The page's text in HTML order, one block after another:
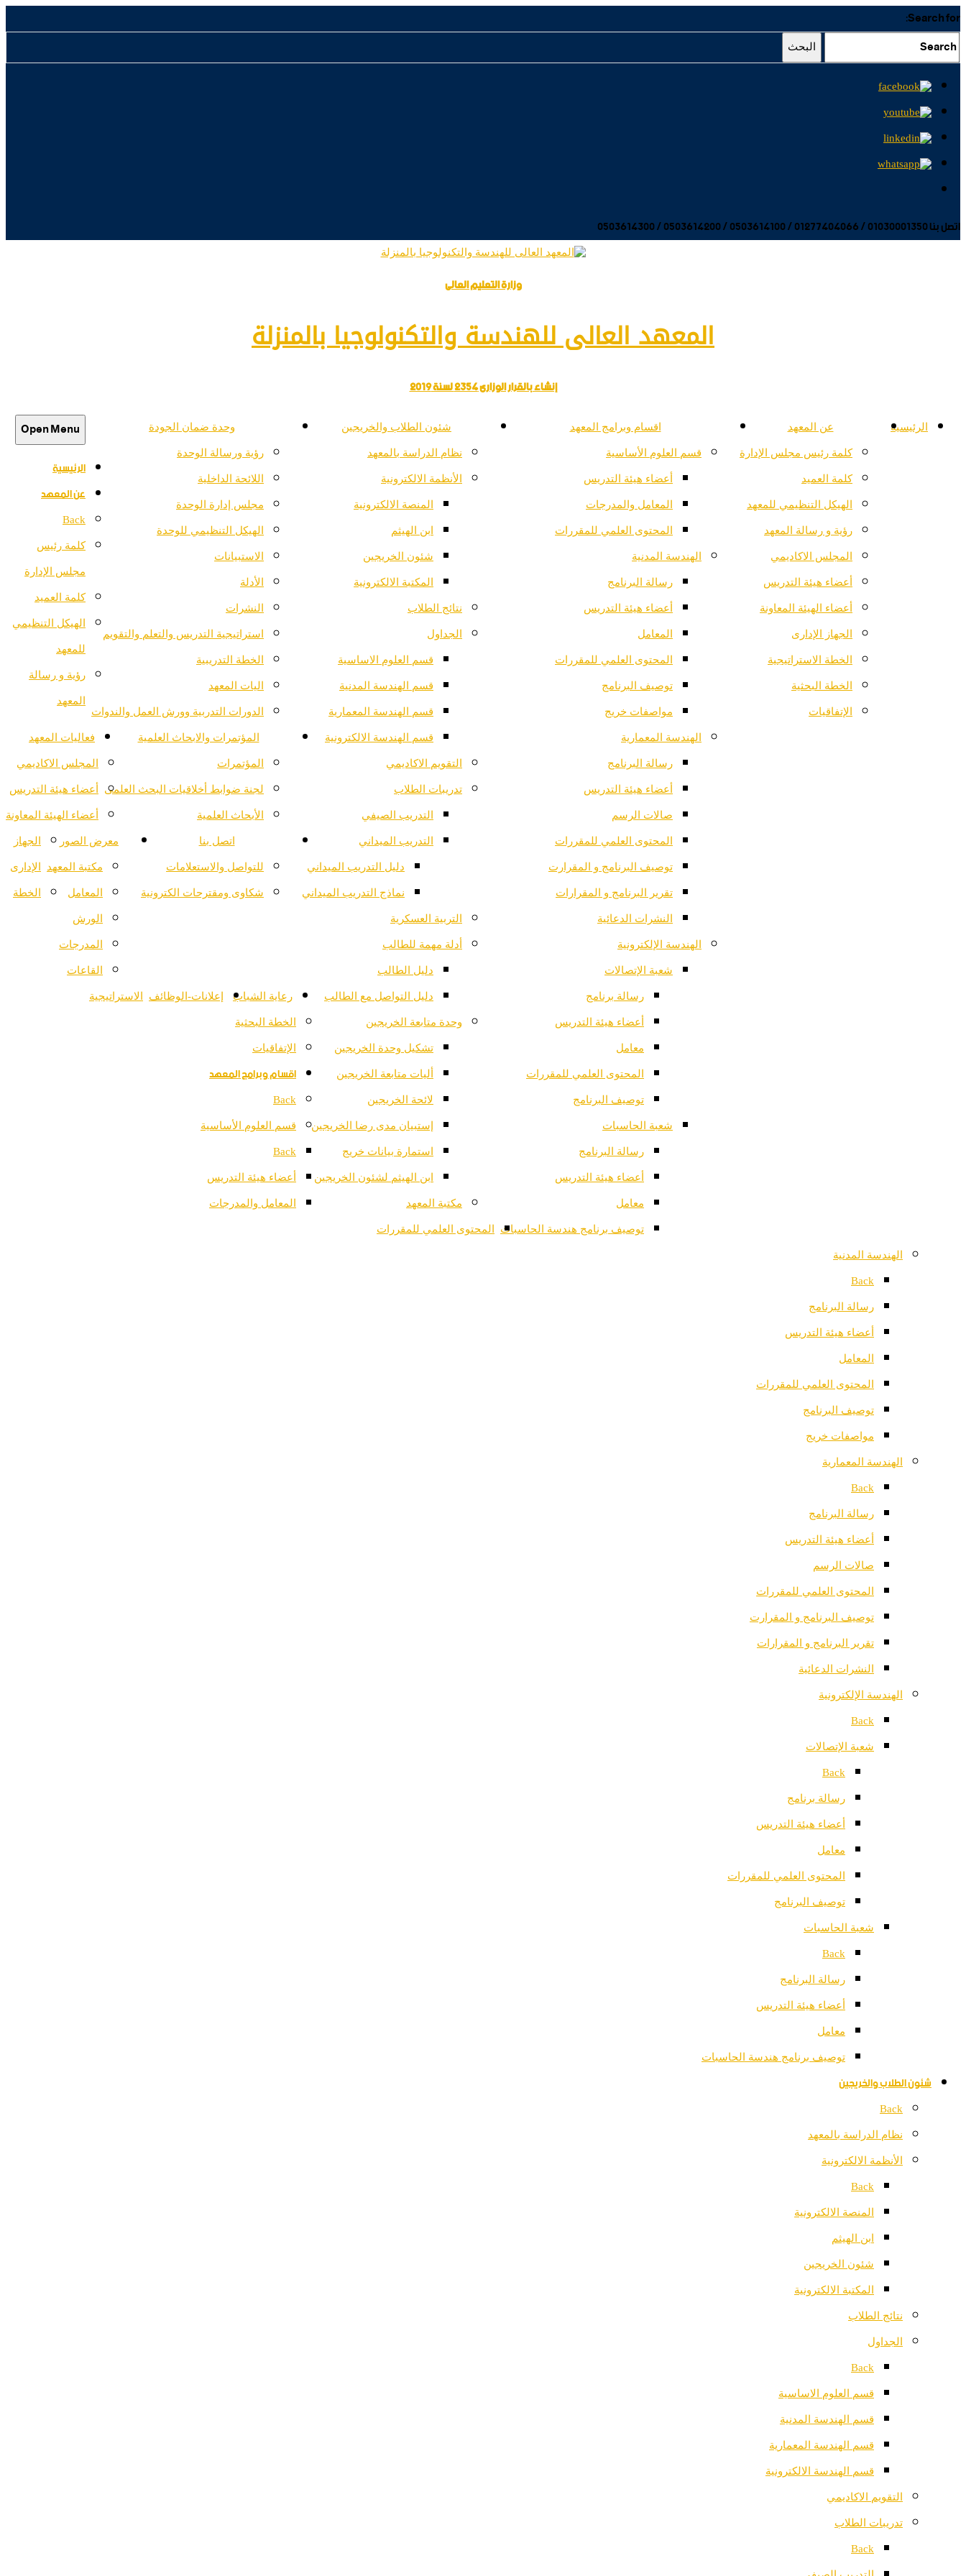
Search for:
البحث
اتصل بنا 01030001350 / 01277404066 / 0503614100 / 0503614200 / 0503614300
وزارة التعليم العالى
المعهد العالى للهندسة والتكنولوجيا بالمنزلة
إنشاء بالقرار الوزارى 2354 لسنة 2019
الرئيسية عن المعهد
كلمة رئيس مجلس الإدارة
كلمة العميد
الهيكل التنظيمي للمعهد
رؤية و رسالة المعهد
المجلس الاكاديمي
أعضاء هيئة التدريس
أعضاء الهيئة المعاونة
الجهاز الإدارى
الخطة الاستراتيجية
الخطة البحثية
الإتفاقيات
اقسام وبرامج المعهد
قسم العلوم الأساسية
أعضاء هيئة التدريس
المعامل والمدرجات
المحتوى العلمي للمقررات
الهندسة المدنية
رسالة البرنامج
أعضاء هيئة التدريس
المعامل
المحتوى العلمي للمقررات
توصيف البرنامج
مواصفات خريج
الهندسة المعمارية
رسالة البرنامج
أعضاء هيئة التدريس
صالات الرسم
المحتوى العلمي للمقررات
توصيف البرنامج و المقرارت
تقرير البرنامج و المقرارات
النشرات الدعائية
الهندسة الإلكترونية
شعبة الإتصالات
رسالة برنامج
أعضاء هيئة التدريس
معامل
المحتوى العلمي للمقررات
توصيف البرنامج
شعبة الحاسبات
رسالة البرنامج
أعضاء هيئة التدريس
معامل
توصيف برنامج هندسة الحاسبات
شئون الطلاب والخريجين
نظام الدراسة بالمعهد
الأنظمة الالكترونية
المنصة الالكترونية
ابن الهيثم
شئون الخريجين
المكتبة الالكترونية
نتائج الطلاب
الجداول
قسم العلوم الاساسية
قسم الهندسة المدنية
قسم الهندسة المعمارية
قسم الهندسة الالكترونية
التقويم الاكاديمي
تدريبات الطلاب
التدريب الصيفي
التدريب الميداني
دليل التدريب الميداني
نماذج التدريب الميداني
التربية العسكرية
أدلة مهمة للطالب
دليل الطالب
دليل التواصل مع الطالب
وحدة متابعة الخريجين
تشكيل وحدة الخريجين
أليات متابعة الخريجين
لائحة الخريجين
إستبيان مدى رضا الخريجين
استمارة بيانات خريج
ابن الهيثم لشئون الخريجين
مكتبة المعهد
وحدة ضمان الجودة
رؤية ورسالة الوحدة
اللائحة الداخلية
مجلس إدارة الوحدة
الهيكل التنظيمي للوحدة
الاستبيانات
الأدلة
النشرات
استراتيجية التدريس والتعلم والتقويم
الخطة التدريبية
اليات المعهد
الدورات التدربية وورش العمل والندوات
المؤتمرات والابحاث العلمية
المؤتمرات
لجنة ضوابط أخلاقيات البحث العلمى
الأبحاث العلمية
فعاليات المعهد
اتصل بنا
للتواصل والاستعلامات
شكاوى ومقترحات الكترونية
معرض الصور
مكتبة المعهد
المعامل
الورش
المدرجات
القاعات
رعاية الشباب إعلانات-الوظائف
Open Menu
الرئيسية
عن المعهد
Back
كلمة رئيس
مجلس الإدارة
كلمة العميد
الهيكل التنظيمي
للمعهد
رؤية و رسالة
المعهد
المجلس الاكاديمي
أعضاء هيئة التدريس
أعضاء الهيئة المعاونة
الجهاز
الإدارى
الخطة
الاستراتيجية
الخطة البحثية
الإتفاقيات
اقسام وبرامج المعهد
Back
قسم العلوم الأساسية
Back
أعضاء هيئة التدريس
المعامل والمدرجات
المحتوى العلمي للمقررات
الهندسة المدنية
Back
رسالة البرنامج
أعضاء هيئة التدريس
المعامل
المحتوى العلمي للمقررات
توصيف البرنامج
مواصفات خريج
الهندسة المعمارية
Back
رسالة البرنامج
أعضاء هيئة التدريس
صالات الرسم
المحتوى العلمي للمقررات
توصيف البرنامج و المقرارت
تقرير البرنامج و المقرارات
النشرات الدعائية
الهندسة الإلكترونية
Back
شعبة الإتصالات
Back
رسالة برنامج
أعضاء هيئة التدريس
معامل
المحتوى العلمي للمقررات
توصيف البرنامج
شعبة الحاسبات
Back
رسالة البرنامج
أعضاء هيئة التدريس
معامل
توصيف برنامج هندسة الحاسبات
شئون الطلاب والخريجين
Back
نظام الدراسة بالمعهد
الأنظمة الالكترونية
Back
المنصة الالكترونية
ابن الهيثم
شئون الخريجين
المكتبة الالكترونية
نتائج الطلاب
الجداول
Back
قسم العلوم الاساسية
قسم الهندسة المدنية
قسم الهندسة المعمارية
قسم الهندسة الالكترونية
التقويم الاكاديمي
تدريبات الطلاب
Back